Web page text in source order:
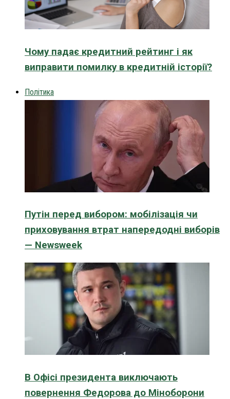
Чому падає кредитний рейтинг і як
виправити помилку в кредитній історії?
Політика
Путін перед вибором: мобілізація чи
приховування втрат напередодні виборів
— Newsweek
В Офісі президента виключають
повернення Федорова до Міноборони